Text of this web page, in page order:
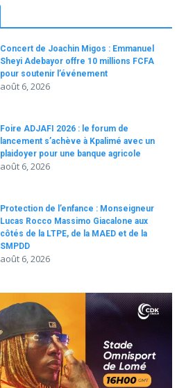
Concert de Joachin Migos : Emmanuel
Sheyi Adebayor offre 10 millions FCFA
pour soutenir l’événement
août 6, 2026
Foire ADJAFI 2026 : le forum de
lancement s’achève à Kpalimé avec un
plaidoyer pour une banque agricole
août 6, 2026
Protection de l’enfance : Monseigneur
Lucas Rocco Massimo Giacalone aux
côtés de la LTPE, de la MAED et de la
SMPDD
août 6, 2026